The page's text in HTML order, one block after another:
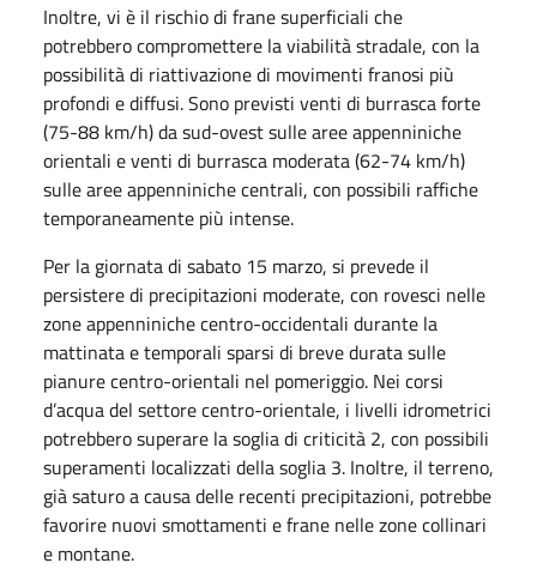
Inoltre, vi è il rischio di frane superficiali che
potrebbero compromettere la viabilità stradale, con la
possibilità di riattivazione di movimenti franosi più
profondi e diffusi. Sono previsti venti di burrasca forte
(75-88 km/h) da sud-ovest sulle aree appenniniche
orientali e venti di burrasca moderata (62-74 km/h)
sulle aree appenniniche centrali, con possibili raffiche
temporaneamente più intense.
Per la giornata di sabato 15 marzo, si prevede il
persistere di precipitazioni moderate, con rovesci nelle
zone appenniniche centro-occidentali durante la
mattinata e temporali sparsi di breve durata sulle
pianure centro-orientali nel pomeriggio. Nei corsi
d’acqua del settore centro-orientale, i livelli idrometrici
potrebbero superare la soglia di criticità 2, con possibili
superamenti localizzati della soglia 3. Inoltre, il terreno,
già saturo a causa delle recenti precipitazioni, potrebbe
favorire nuovi smottamenti e frane nelle zone collinari
e montane.